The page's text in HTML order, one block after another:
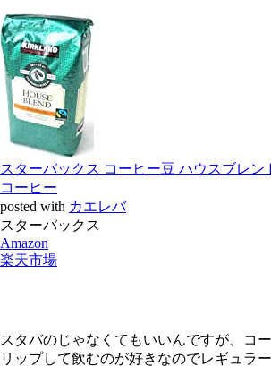
スターバックス コーヒー豆 ハウスブレン
コーヒー
posted with カエレバ
スターバックス
Amazon
楽天市場
スタバのじゃなくてもいいんですが、コ
リップして飲むのが好きなのでレギュラ